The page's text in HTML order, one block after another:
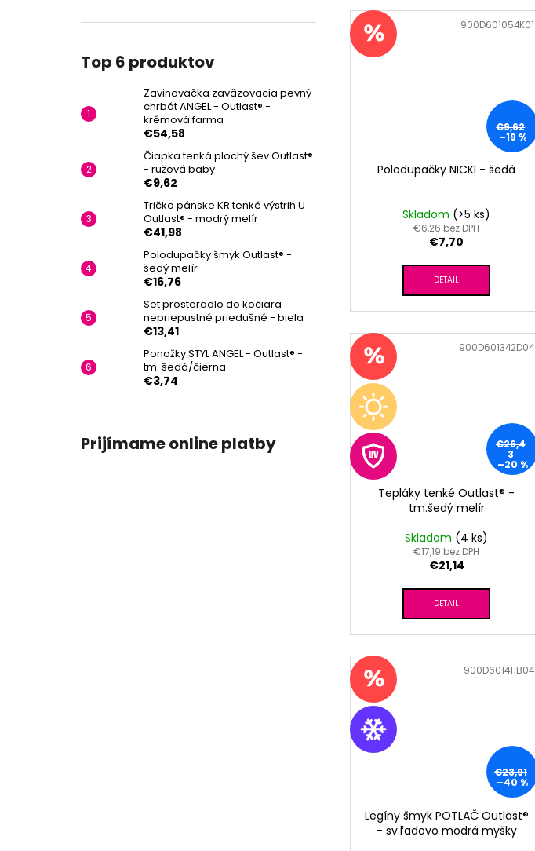
Top 6 produktov
Zavinovačka zaväzovacia pevný
chrbát ANGEL - Outlast® -
krémová farma
€54,58
Čiapka tenká plochý šev Outlast®
- ružová baby
€9,62
Tričko pánske KR tenké výstrih U
Outlast® - modrý melír
€41,98
Polodupačky šmyk Outlast® -
šedý melír
€16,76
Set prosteradlo do kočiara
nepriepustné priedušné - biela
€13,41
Ponožky STYL ANGEL - Outlast® -
tm. šedá/čierna
€3,74
Prijímame online platby
€9,62
–19 %
Polodupačky NICKI - šedá
Skladom (>5 ks)
€6,26 bez DPH
€7,70
DETAIL
900D601054K01
€26,4
3
–20 %
Tepláky tenké Outlast® -
tm.šedý melír
Skladom (4 ks)
€17,19 bez DPH
€21,14
DETAIL
900D601342D04
€23,91
–40 %
Legíny šmyk POTLAČ Outlast®
- sv.ľadovo modrá myšky
900D601411B04